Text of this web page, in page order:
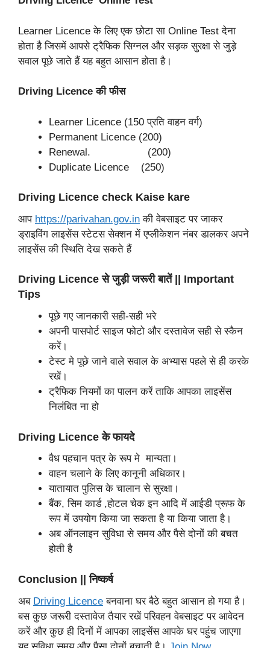
Learner Licence के लिए एक छोटा सा Online Test देना
होता है जिसमें आपसे ट्रैफिक सिग्नल और सड़क सुरक्षा से जुड़े
सवाल पूछे जाते हैं यह बहुत आसान होता है।
Driving Licence की फीस
Learner Licence (150 प्रति वाहन वर्ग)
Permanent Licence (200)
Renewal. (200)
Duplicate Licence (250)
Driving Licence check Kaise kare
आप https://parivahan.gov.in की वेबसाइट पर जाकर
ड्राइविंग लाइसेंस स्टेटस सेक्शन में एप्लीकेशन नंबर डालकर अपने
लाइसेंस की स्थिति देख सकते हैं
Driving Licence से जुड़ी जरूरी बातें || Important
Tips
पूछे गए जानकारी सही-सही भरे
अपनी पासपोर्ट साइज फोटो और दस्तावेज सही से स्कैन
करें।
टेस्ट मे पूछे जाने वाले सवाल के अभ्यास पहले से ही करके
रखें।
ट्रैफिक नियमों का पालन करें ताकि आपका लाइसेंस
निलंबित ना हो
Driving Licence के फायदे
वैध पहचान पत्र के रूप मे मान्यता।
वाहन चलाने के लिए कानूनी अधिकार।
यातायात पुलिस के चालान से सुरक्षा।
बैंक, सिम कार्ड ,होटल चेक इन आदि में आईडी प्रूफ के
रूप में उपयोग किया जा सकता है या किया जाता है।
अब ऑनलाइन सुविधा से समय और पैसे दोनों की बचत
होती है
Conclusion || निष्कर्ष
अब Driving Licence बनवाना घर बैठे बहुत आसान हो गया है।
बस कुछ जरूरी दस्तावेज तैयार रखें परिवहन वेबसाइट पर आवेदन
करें और कुछ ही दिनों में आपका लाइसेंस आपके घर पहुंच जाएगा